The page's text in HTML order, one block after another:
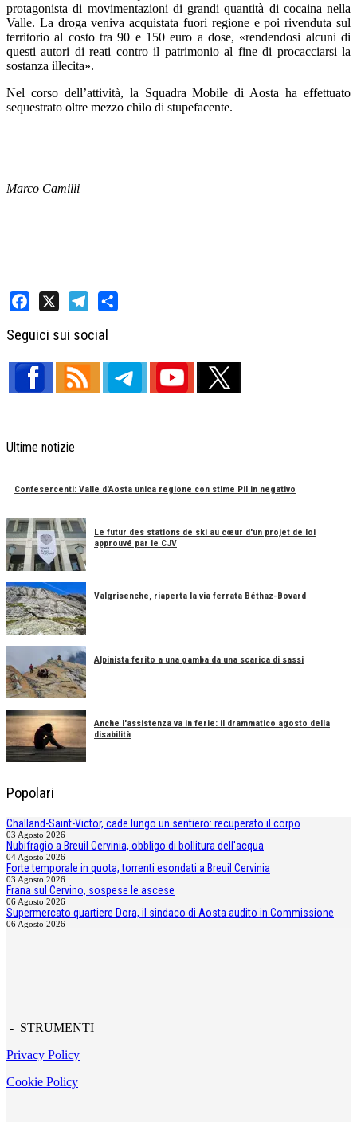
protagonista di movimentazioni di grandi quantità di cocaina nella
Valle. La droga veniva acquistata fuori regione e poi rivenduta sul
territorio al costo tra 90 e 150 euro a dose, «rendendosi alcuni di
questi autori di reati contro il patrimonio al fine di procacciarsi la
sostanza illecita».
Nel corso dell’attività, la Squadra Mobile di Aosta ha effettuato
sequestrato oltre mezzo chilo di stupefacente.
Marco Camilli
Seguici sui social
Ultime notizie
Confesercenti: Valle d'Aosta unica regione con stime Pil in negativo
Le futur des stations de ski au cœur d'un projet de loi
approuvé par le CJV
Valgrisenche, riaperta la via ferrata Béthaz-Bovard
Alpinista ferito a una gamba da una scarica di sassi
Anche l'assistenza va in ferie: il drammatico agosto della
disabilità
Popolari
Challand-Saint-Victor, cade lungo un sentiero: recuperato il corpo
03 Agosto 2026
Nubifragio a Breuil Cervinia, obbligo di bollitura dell'acqua
04 Agosto 2026
Forte temporale in quota, torrenti esondati a Breuil Cervinia
03 Agosto 2026
Frana sul Cervino, sospese le ascese
06 Agosto 2026
Supermercato quartiere Dora, il sindaco di Aosta audito in Commissione
06 Agosto 2026
- STRUMENTI
Privacy Policy
Cookie Policy